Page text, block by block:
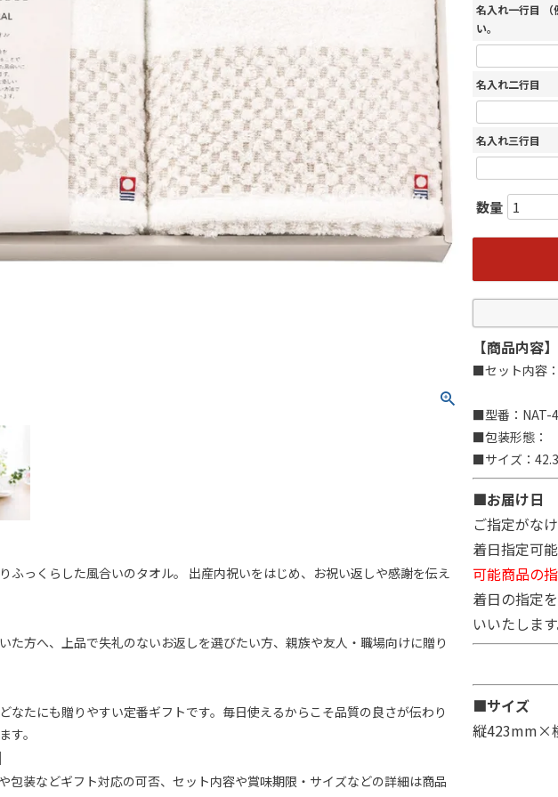
ふっくらした風合いのタオル。 出産内祝いをはじめ、お祝い返しや感謝を伝え
た方へ、上品で失礼のないお返しを選びたい方、親族や友人・職場向けに贈り
なたにも贈りやすい定番ギフトです。毎日使えるからこそ品質の良さが伝わり
す。
包装などギフト対応の可否、セット内容や賞味期限・サイズなどの詳細は商品
名入れ一行目
い。
名入れ二行目
名入れ三行目
【商品内容】
■セット内容
■型番：NAT-
■包装形態：
■サイズ：
■お届け日
ご指定がな
着日指定可
可能商品の
着日の指定
いいたしま
■サイズ
縦423mm×